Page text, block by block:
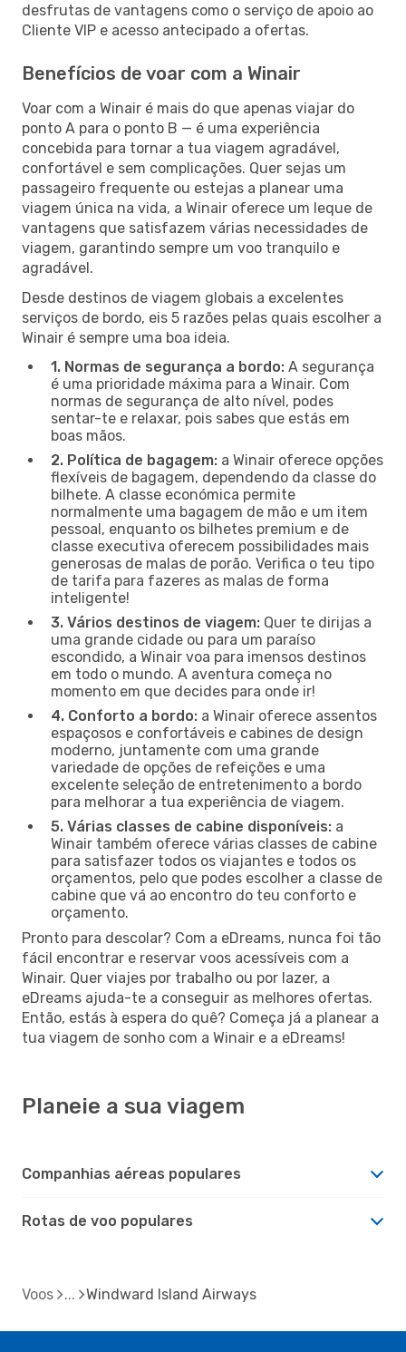
desfrutas de vantagens como o serviço de apoio ao
Cliente VIP e acesso antecipado a ofertas.
Benefícios de voar com a Winair
Voar com a Winair é mais do que apenas viajar do
ponto A para o ponto B — é uma experiência
concebida para tornar a tua viagem agradável,
confortável e sem complicações. Quer sejas um
passageiro frequente ou estejas a planear uma
viagem única na vida, a Winair oferece um leque de
vantagens que satisfazem várias necessidades de
viagem, garantindo sempre um voo tranquilo e
agradável.
Desde destinos de viagem globais a excelentes
serviços de bordo, eis 5 razões pelas quais escolher a
Winair é sempre uma boa ideia.
1. Normas de segurança a bordo: A segurança
é uma prioridade máxima para a Winair. Com
normas de segurança de alto nível, podes
sentar-te e relaxar, pois sabes que estás em
boas mãos.
2. Política de bagagem: a Winair oferece opções
flexíveis de bagagem, dependendo da classe do
bilhete. A classe económica permite
normalmente uma bagagem de mão e um item
pessoal, enquanto os bilhetes premium e de
classe executiva oferecem possibilidades mais
generosas de malas de porão. Verifica o teu tipo
de tarifa para fazeres as malas de forma
inteligente!
3. Vários destinos de viagem: Quer te dirijas a
uma grande cidade ou para um paraíso
escondido, a Winair voa para imensos destinos
em todo o mundo. A aventura começa no
momento em que decides para onde ir!
4. Conforto a bordo: a Winair oferece assentos
espaçosos e confortáveis e cabines de design
moderno, juntamente com uma grande
variedade de opções de refeições e uma
excelente seleção de entretenimento a bordo
para melhorar a tua experiência de viagem.
5. Várias classes de cabine disponíveis: a
Winair também oferece várias classes de cabine
para satisfazer todos os viajantes e todos os
orçamentos, pelo que podes escolher a classe de
cabine que vá ao encontro do teu conforto e
orçamento.
Pronto para descolar? Com a eDreams, nunca foi tão
fácil encontrar e reservar voos acessíveis com a
Winair. Quer viajes por trabalho ou por lazer, a
eDreams ajuda-te a conseguir as melhores ofertas.
Então, estás à espera do quê? Começa já a planear a
tua viagem de sonho com a Winair e a eDreams!
Planeie a sua viagem
Companhias aéreas populares
Rotas de voo populares
Voos Windward Island Airways